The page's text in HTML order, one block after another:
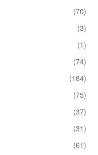
(70)
(3)
(1)
(74)
(184)
(75)
(37)
(31)
(61)